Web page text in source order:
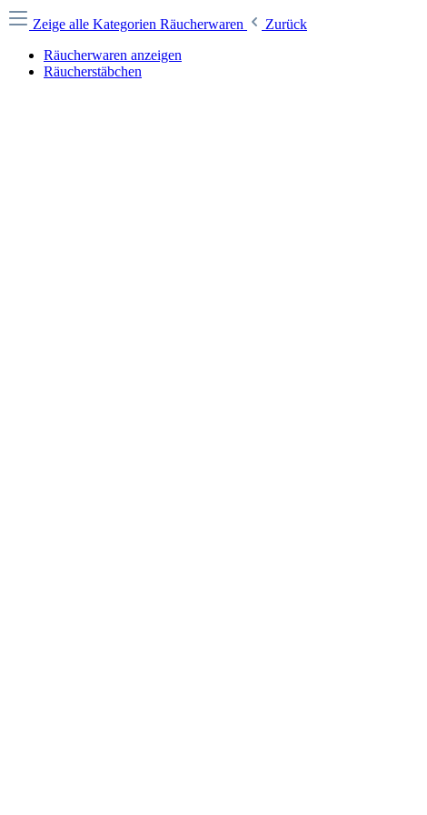
Zeige alle Kategorien Räucherwaren
Zurück
Räucherwaren anzeigen
Räucherstäbchen